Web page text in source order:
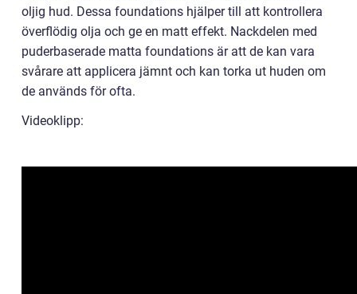
oljig hud. Dessa foundations hjälper till att kontrollera
överflödig olja och ge en matt effekt. Nackdelen med
puderbaserade matta foundations är att de kan vara
svårare att applicera jämnt och kan torka ut huden om
de används för ofta.
Videoklipp: